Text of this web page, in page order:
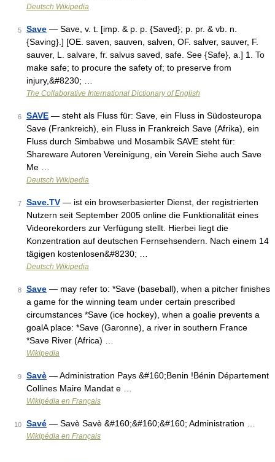
Deutsch Wikipedia
5 Save — Save, v. t. [imp. & p. p. {Saved}; p. pr. & vb. n.
{Saving}.] [OE. saven, sauven, salven, OF. salver, sauver, F.
sauver, L. salvare, fr. salvus saved, safe. See {Safe}, a.] 1. To
make safe; to procure the safety of; to preserve from
injury,&#8230; …
The Collaborative International Dictionary of English
6 SAVE — steht als Fluss für: Save, ein Fluss in Südosteuropa
Save (Frankreich), ein Fluss in Frankreich Save (Afrika), ein
Fluss durch Simbabwe und Mosambik SAVE steht für:
Shareware Autoren Vereinigung, ein Verein Siehe auch Save
Me …
Deutsch Wikipedia
7 Save.TV — ist ein browserbasierter Dienst, der registrierten
Nutzern seit September 2005 online die Funktionalität eines
Videorekorders zur Verfügung stellt. Hierbei liegt die
Konzentration auf deutschen Fernsehsendern. Nach einem 14
tägigen kostenlosen&#8230; …
Deutsch Wikipedia
8 Save — may refer to: *Save (baseball), when a pitcher finishes
a game for the winning team under certain prescribed
circumstances *Save (ice hockey), when a goalie prevents a
goalA place: *Save (Garonne), a river in southern France
*Save River (Africa) …
Wikipedia
9 Savè — Administration Pays &#160;Benin !Bénin Département
Collines Maire Mandat e …
Wikipédia en Français
10 Savé — Savè Savè &#160;&#160;&#160; Administration …
Wikipédia en Français